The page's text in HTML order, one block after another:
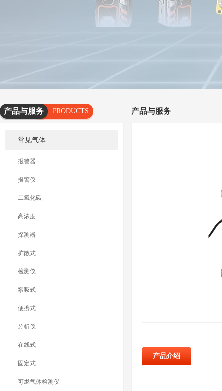
产品与服务
PRODUCTS
常见气体
报警器
报警仪
二氧化碳
高浓度
探测器
扩散式
检测仪
泵吸式
便携式
分析仪
在线式
固定式
可燃气体检测仪
产品与服务
产品介绍